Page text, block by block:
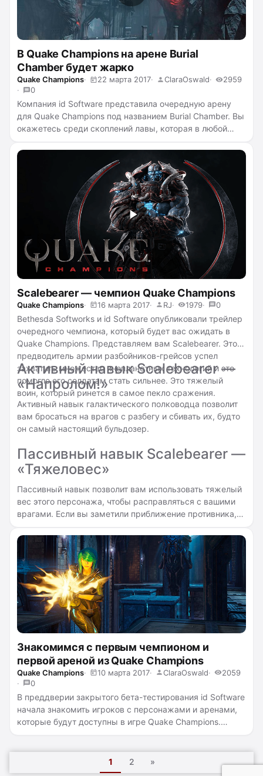
какие у него преимущества... читать полностью →
В Quake Champions на арене Burial
Chamber будет жарко
Quake Champions 22 марта 2017 ClaraOswald
2959
0
Компания id Software представила очередную арену
для Quake Champions под названием Burial Chamber. Вы
окажетесь среди скоплений лавы, которая в любой
придётся быть очень внимательными, чтобы не
погибнуть мучительной смертью в потоках жидкого
пламени. Немного подготовиться вам поможет
видеоролик, демонстрирующий арену...читать
Scalebearer — чемпион Quake Champions
Quake Champions 16 марта 2017 RJ 1979 0
Bethesda Softworks и id Software опубликовали трейлер
очередного чемпиона, который будет вас ожидать в
Quake Champions. Представляем вам Scalebearer. Этот
предводитель армии разбойников-грейсов успел
захватить множество инопланетных технологий и это
помогло его солдатам стать сильнее. Это тяжелый
воин, который ринется в самое пекло сражения.
Активный навык Scalebearer —
«Напролом!»
Активный навык галактического полководца позволит
вам бросаться на врагов с разбегу и сбивать их, будто
он самый настоящий бульдозер.
Пассивный навык Scalebearer —
«Тяжеловес»
Пассивный навык позволит вам использовать тяжелый
вес этого персонажа, чтобы расправляться с вашими
врагами. Если вы заметили приближение противника,
прыжок, после чего вы приземлитесь прямиком на
вашего врага, раздавив его своей массой.
Знакомимся с первым чемпионом и
первой ареной из Quake Champions
Quake Champions 10 марта 2017 ClaraOswald
2059
0
В преддверии закрытого бета-тестирования id Software
начала знакомить игроков с персонажами и аренами,
которые будут доступны в игре Quake Champions.
сражаться друг с другом и проливать кровь на
древних аренах. Чемпионы будут на любой вкус, как
1 2 »